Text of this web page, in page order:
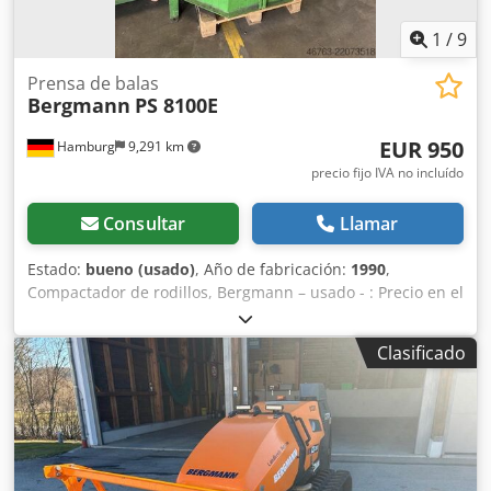
1 /9
Hamburg 9,291 km
Prensa de balas
Bergmann PS 8100E
EUR 950
precio fijo IVA no incluído
Consultar Llamar
Estado: bueno (usado), Año de fabricación: 1990,
Compactador de rodillos, Bergmann – usado - : Precio en el
lugar: solo 950.-€ (neto) Fabricante: Bergmann Modelo: PS
8100E Año de fabricación: 1990 Número de serie: 05 3658
2845/90 Csdpfx Acjzbygrsmorf Presión de prensado: to
Peso propio: 750kg 400V, 5,5kW Estado: bueno Disponible:
a partir del Q4/2026 Ubicación: Hamburgo Compactación
eficiente de residuos: Un tambor de acero especial permite
la recogida, trituración y compactación eficaz de residuos,
reduciendo su volumen hasta nueve veces. Llenado
Clasificado